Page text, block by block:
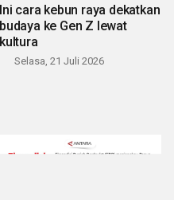
Ini cara kebun raya dekatkan
budaya ke Gen Z lewat
kultura
Selasa, 21 Juli 2026